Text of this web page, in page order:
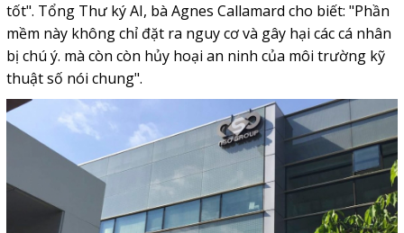
tốt". Tổng Thư ký AI, bà Agnes Callamard cho biết: "Phần
mềm này không chỉ đặt ra nguy cơ và gây hại các cá nhân
bị chú ý. mà còn còn hủy hoại an ninh của môi trường kỹ
thuật số nói chung".